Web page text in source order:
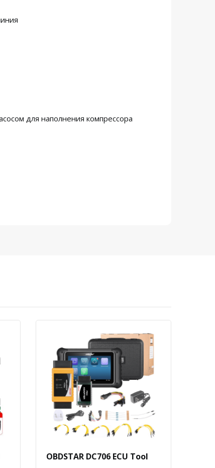
для наполнения компрессора
OBDSTAR DC706 ECU Tool